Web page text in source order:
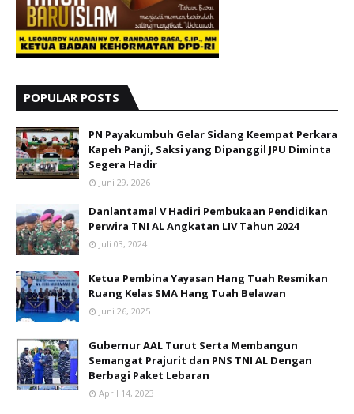
POPULAR POSTS
PN Payakumbuh Gelar Sidang Keempat Perkara
Kapeh Panji, Saksi yang Dipanggil JPU Diminta
Segera Hadir
Juni 29, 2026
Danlantamal V Hadiri Pembukaan Pendidikan
Perwira TNI AL Angkatan LIV Tahun 2024
Juli 03, 2024
Ketua Pembina Yayasan Hang Tuah Resmikan
Ruang Kelas SMA Hang Tuah Belawan
Juni 26, 2025
Gubernur AAL Turut Serta Membangun
Semangat Prajurit dan PNS TNI AL Dengan
Berbagi Paket Lebaran
April 14, 2023